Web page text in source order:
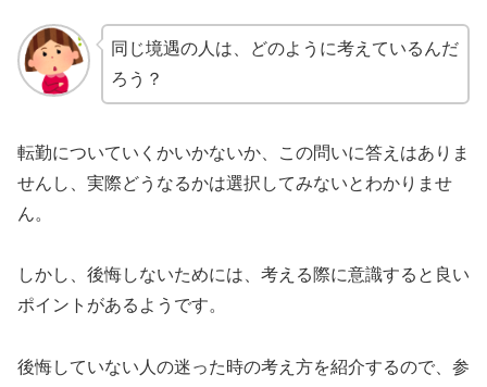
同じ境遇の人は、どのように考えているんだ
ろう？
転勤についていくかいかないか、この問いに答えはありま
せんし、実際どうなるかは選択してみないとわかりませ
ん。
しかし、後悔しないためには、考える際に意識すると良い
ポイントがあるようです。
後悔していない人の迷った時の考え方を紹介するので、参